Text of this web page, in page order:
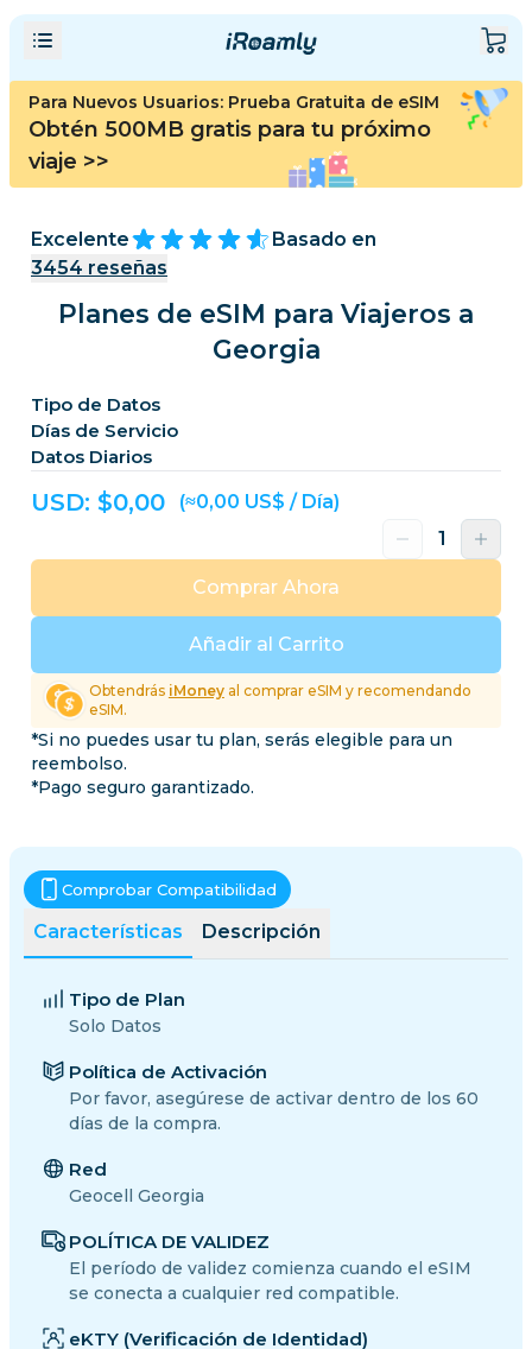
Para Nuevos Usuarios: Prueba Gratuita de eSIM
Obtén 500MB gratis para tu próximo
viaje >>
Excelente
Basado en
3454 reseñas
Planes de eSIM para Viajeros a
Georgia
Tipo de Datos
Días de Servicio
Datos Diarios
USD: $0,00 (≈0,00 US$ / Día)
Añadir al Carrito
Comprar Ahora
Obtendrás iMoneyal comprar eSIM y recomendando
eSIM.
*Si no puedes usar tu plan, serás elegible para un
reembolso.
*Pago seguro garantizado.
Características Descripción
Comprobar Compatibilidad
Tipo de Plan
Solo Datos
Política de Activación
Por favor, asegúrese de activar dentro de los 60
días de la compra.
Red
Geocell Georgia
POLÍTICA DE VALIDEZ
El período de validez comienza cuando el eSIM
se conecta a cualquier red compatible.
eKTY (Verificación de Identidad)